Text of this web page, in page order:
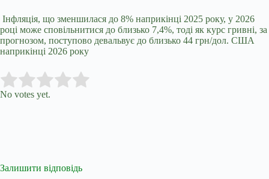
Інфляція, що зменшилася до 8% наприкінці 2025 року, у 2026
році може сповільнитися до близько 7,4%, тоді як курс гривні, за
прогнозом, поступово девальвує до близько 44 грн/дол. США
наприкінці 2026 року
Rate this item:
No votes yet.
Залишити відповідь